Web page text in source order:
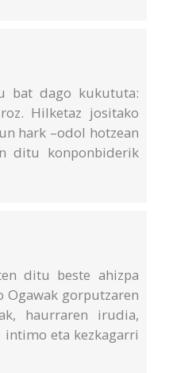
bat dago kukututa:
Hilketaz jositako
hark –odol hotzean
ditu konponbiderik
ditu beste ahizpa
Ogawak gorputzaren
haurraren irudia,
eta kezkagarri